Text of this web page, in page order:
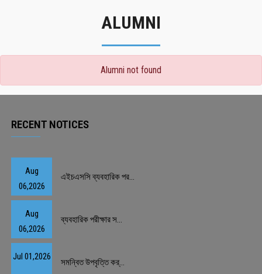
ALUMNI
Alumni not found
RECENT NOTICES
Aug
06,2026
এইচএসসি ব্যবহারিক পর...
Aug
06,2026
ব্যবহারিক পরীক্ষার স...
Jul 01,2026
সমন্বিত উপবৃত্তি কর্...